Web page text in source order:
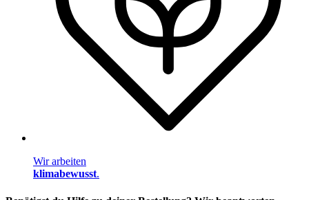
Wir arbeiten
klimabewusst.